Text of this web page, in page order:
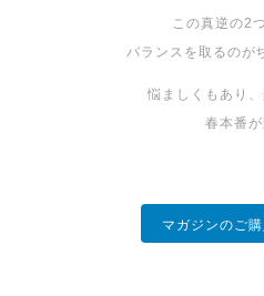
この真逆の2
バランスを取るのが
悩ましくもあり
春本番
マガジンのご